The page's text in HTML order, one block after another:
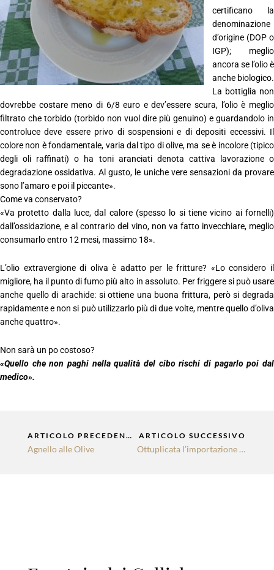
certificano la
denominazione
d’origine (DOP o
IGP); meglio
ancora se l’olio è
anche biologico.
La bottiglia non
dovrebbe costare meno di 6/8 euro e dev’essere scura, l’olio è meglio
filtrato che torbido (torbido non vuol dire più genuino) e guardandolo in
controluce deve essere privo di sospensioni e di depositi eccessivi. Il
colore non è fondamentale, varia dal tipo di olive, ma se è incolore (tipico
degli oli raffinati) o ha toni aranciati denota cattiva lavorazione o
degradazione ossidativa. Al gusto, le uniche vere sensazioni da provare
sono l’amaro e poi il piccante».
Come va conservato?
«Va protetto dalla luce, dal calore (spesso lo si tiene vicino ai fornelli)
dall’ossidazione, e al contrario del vino, non va fatto invecchiare, meglio
consumarlo entro 12 mesi, massimo 18».
L’olio extravergione di oliva è adatto per le fritture? «Lo considero il
migliore, ha il punto di fumo più alto in assoluto. Per friggere si può usare
anche quello di arachide: si ottiene una buona frittura, però si degrada
rapidamente e non si può utilizzarlo più di due volte, mentre quello d’oliva
anche quattro».
Non sarà un po costoso?
«Quello che non paghi nella qualità del cibo rischi di pagarlo poi dal
medico».
ARTICOLO PRECEDENTE
Agnello alle Olive
ARTICOLO SUCCESSIVO
Ottuplicata l’importazione in Italia dell’olio vergine di oliva tunisino